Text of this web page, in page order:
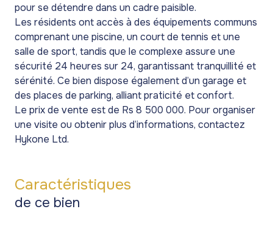
pour se détendre dans un cadre paisible.
Les résidents ont accès à des équipements communs
comprenant une piscine, un court de tennis et une
salle de sport, tandis que le complexe assure une
sécurité 24 heures sur 24, garantissant tranquillité et
sérénité. Ce bien dispose également d’un garage et
des places de parking, alliant praticité et confort.
Le prix de vente est de Rs 8 500 000. Pour organiser
une visite ou obtenir plus d’informations, contactez
Hykone Ltd.
Caractéristiques
de ce bien